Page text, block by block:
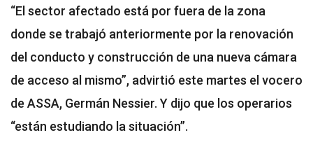
“El sector afectado está por fuera de la zona
donde se trabajó anteriormente por la renovación
del conducto y construcción de una nueva cámara
de acceso al mismo”, advirtió este martes el vocero
de ASSA, Germán Nessier. Y dijo que los operarios
“están estudiando la situación”.